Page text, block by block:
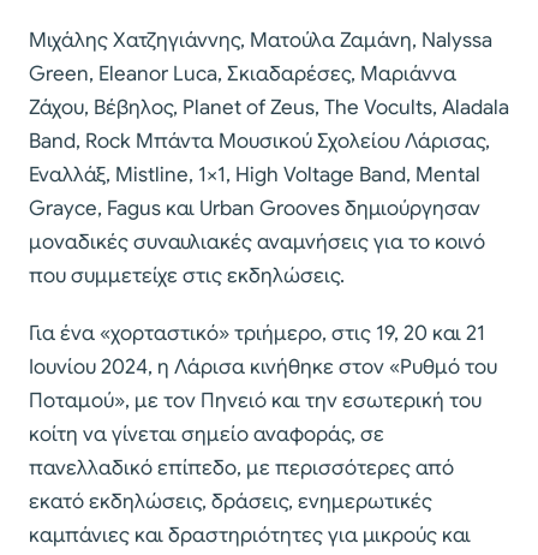
Μιχάλης Χατζηγιάννης, Ματούλα Ζαμάνη, Nalyssa
Green, Eleanor Luca, Σκιαδαρέσες, Μαριάννα
Ζάχου, Βέβηλος, Planet of Zeus, The Vocults, Aladala
Band, Rock Μπάντα Μουσικού Σχολείου Λάρισας,
Εναλλάξ, Mistline, 1×1, High Voltage Band, Mental
Grayce, Fagus και Urban Grooves δημιούργησαν
μοναδικές συναυλιακές αναμνήσεις για το κοινό
που συμμετείχε στις εκδηλώσεις.
Για ένα «χορταστικό» τριήμερο, στις 19, 20 και 21
Ιουνίου 2024, η Λάρισα κινήθηκε στον «Ρυθμό του
Ποταμού», με τον Πηνειό και την εσωτερική του
κοίτη να γίνεται σημείο αναφοράς, σε
πανελλαδικό επίπεδο, με περισσότερες από
εκατό εκδηλώσεις, δράσεις, ενημερωτικές
καμπάνιες και δραστηριότητες για μικρούς και